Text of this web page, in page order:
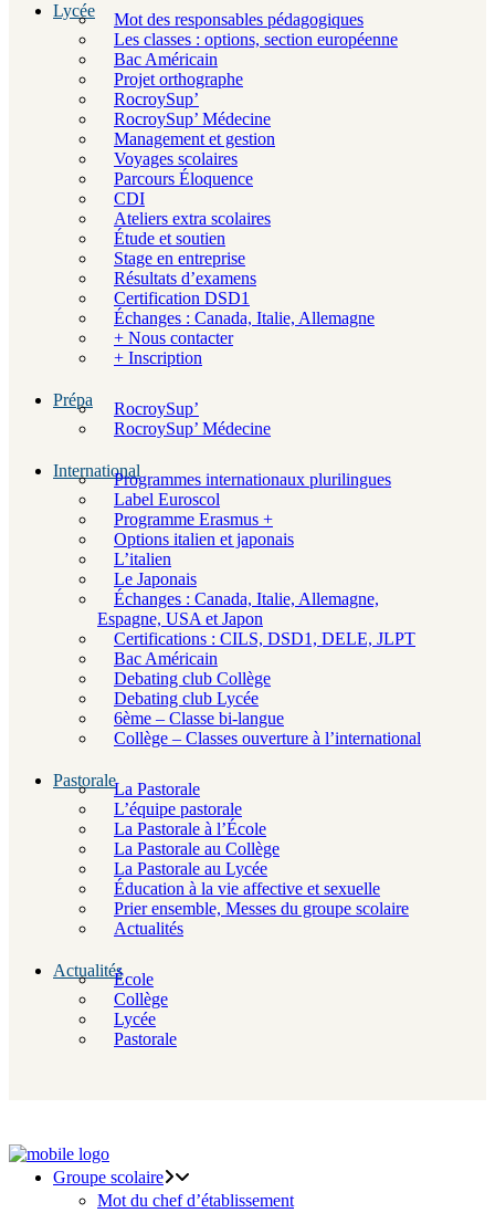
Lycée
Mot des responsables pédagogiques
Les classes : options, section européenne
Bac Américain
Projet orthographe
RocroySup’
RocroySup’ Médecine
Management et gestion
Voyages scolaires
Parcours Éloquence
CDI
Ateliers extra scolaires
Étude et soutien
Stage en entreprise
Résultats d’examens
Certification DSD1
Échanges : Canada, Italie, Allemagne
+ Nous contacter
+ Inscription
Prépa
RocroySup’
RocroySup’ Médecine
InternationalProgrammes internationaux plurilingues
Label Euroscol
Programme Erasmus +
Options italien et japonais
L’italien
Le Japonais
Échanges : Canada, Italie, Allemagne,
Espagne, USA et Japon
Certifications : CILS, DSD1, DELE, JLPT
Bac Américain
Debating club Collège
Debating club Lycée
6ème – Classe bi-langue
Collège – Classes ouverture à l’international
PastoraleLa Pastorale
L’équipe pastorale
La Pastorale à l’École
La Pastorale au Collège
La Pastorale au Lycée
Éducation à la vie affective et sexuelle
Prier ensemble, Messes du groupe scolaire
Actualités
ActualitésÉcole
Collège
Lycée
Pastorale
Groupe scolaire
Mot du chef d’établissement